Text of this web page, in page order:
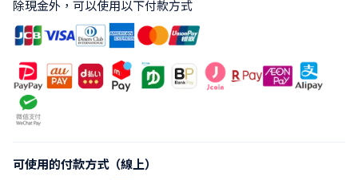
除現金外，可以使用以下付款方式
可使用的付款方式（線上）